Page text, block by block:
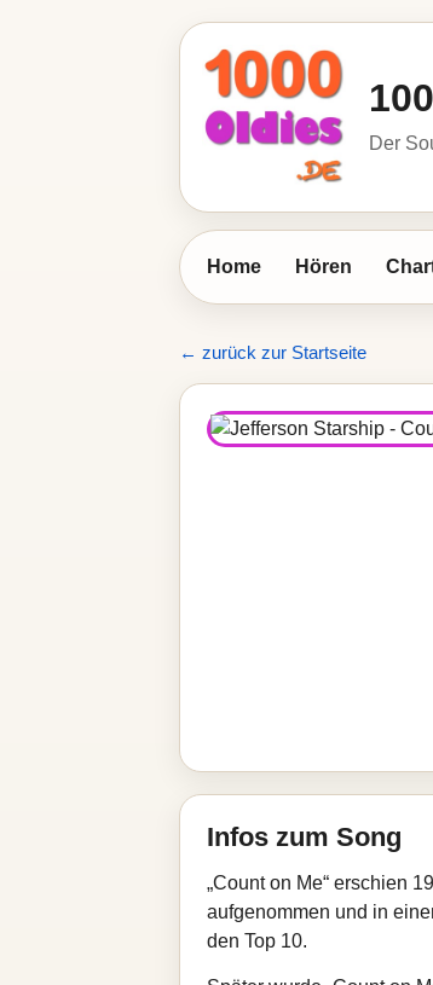
Der
Home Hören
← zurück zur Startseite
Infos zum Song
„Count on Me“ erschien
aufgenommen und in
den Top 10.